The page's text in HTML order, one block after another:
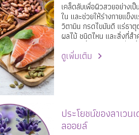
เคล็ดลับเพื่อผิวสวยอย่างเ
ใน และช่วยให้ร่างกายแข็ง
วิตามิน กรดไขมันดี แร่ธา
ผลไม้ ชนิดไหน และสิ่งที่ส
ปกป้องผิวจากรังสียูวีคือใคร
ดูเพิ่มเติม
ประโยชน์ของลาเวน
ลออยล์